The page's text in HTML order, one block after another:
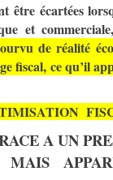
être écartées
et commerciale,
de réalité
fiscal, ce qu’il
A UN
MAIS